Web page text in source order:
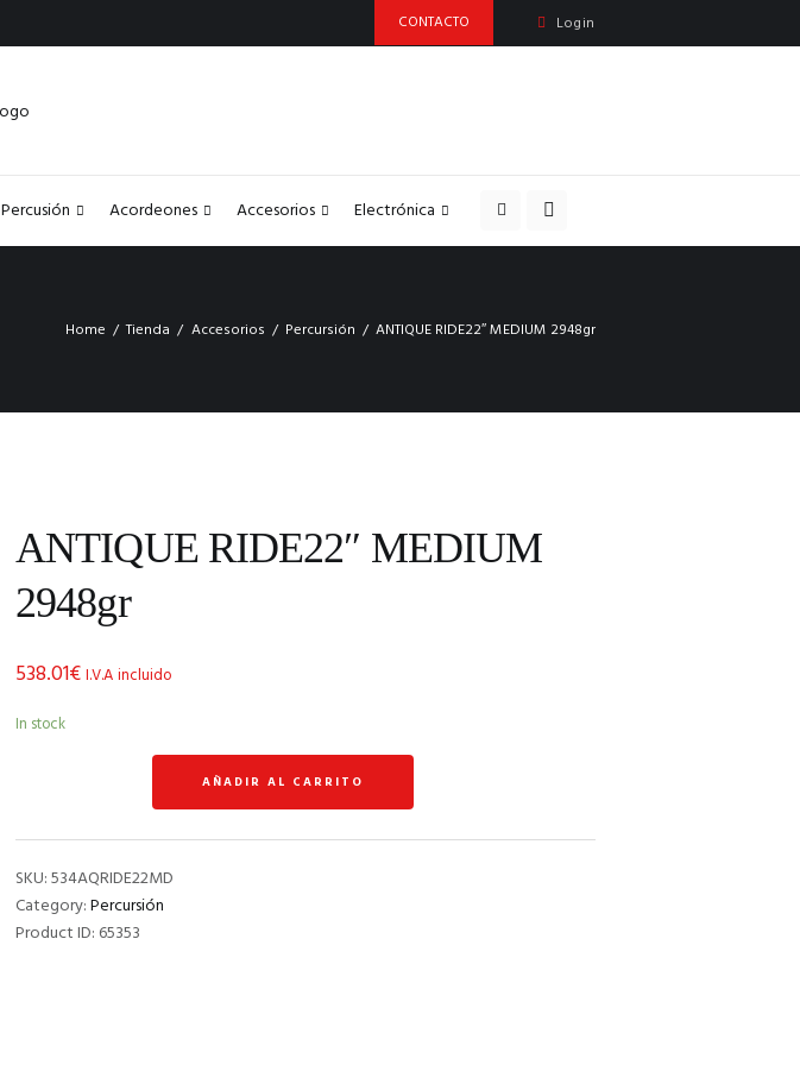
CONTACTO Login
Percusión Acordeones Accesorios Electrónica
Home Tienda Accesorios Percursión ANTIQUE RIDE22″ MEDIUM 2948gr
ANTIQUE RIDE22″ MEDIUM
2948gr
538.01€I.V.A incluido
In stock
2948gr
quantity
AÑADIR AL CARRITO
SKU:534AQRIDE22MD
Category:Percursión
Product ID: 65353